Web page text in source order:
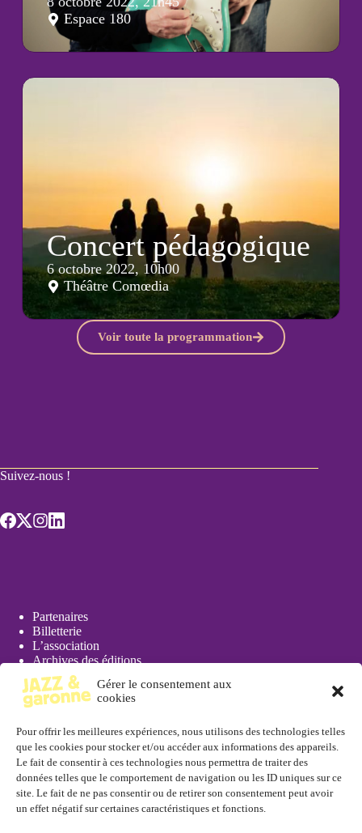
Gérer le consentement aux
cookies
Pour offrir les meilleures expériences, nous utilisons des technologies telles
que les cookies pour stocker et/ou accéder aux informations des appareils.
Le fait de consentir à ces technologies nous permettra de traiter des
données telles que le comportement de navigation ou les ID uniques sur ce
site. Le fait de ne pas consentir ou de retirer son consentement peut avoir
un effet négatif sur certaines caractéristiques et fonctions.
Espace 180
Concert pédagogique
6 octobre 2022, 10h00
Théâtre Comœdia
Voir toute la programmation
Suivez-nous !
Partenaires
Billetterie
L’association
Archives des éditions
Actualités
Presse
Réserver
En ligne depuis la pagebilletterieou à l'Office de Tourisme de